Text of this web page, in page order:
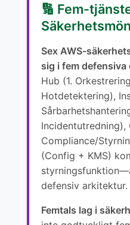
🔢 Fem-
Sex AWS-
sig i fem defensiva
Hub (1.
Hotdetektering),
Incidentutredning),
Compliance/
(Config + KMS)
defensiv arkitektur.
Femtals lag i